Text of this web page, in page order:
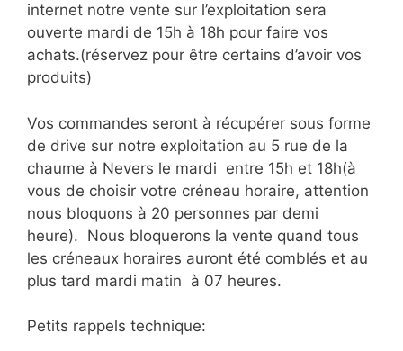
internet notre vente sur l’exploitation sera
ouverte mardi de 15h à 18h pour faire vos
achats.(réservez pour être certains d’avoir vos
produits)
Vos commandes seront à récupérer sous forme
de drive sur notre exploitation au 5 rue de la
chaume à Nevers le mardi entre 15h et 18h(à
vous de choisir votre créneau horaire, attention
nous bloquons à 20 personnes par demi
heure). Nous bloquerons la vente quand tous
les créneaux horaires auront été comblés et au
plus tard mardi matin à 07 heures.
Petits rappels technique: